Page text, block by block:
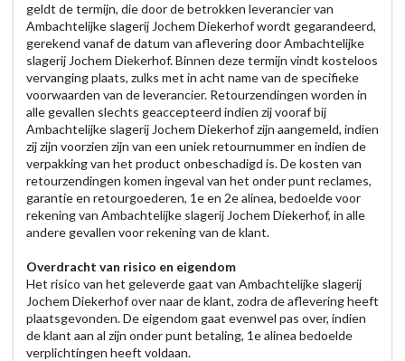
geldt de termijn, die door de betrokken leverancier van
Ambachtelijke slagerij Jochem Diekerhof wordt gegarandeerd,
gerekend vanaf de datum van aflevering door Ambachtelijke
slagerij Jochem Diekerhof. Binnen deze termijn vindt kosteloos
vervanging plaats, zulks met in acht name van de specifieke
voorwaarden van de leverancier. Retourzendingen worden in
alle gevallen slechts geaccepteerd indien zij vooraf bij
Ambachtelijke slagerij Jochem Diekerhof zijn aangemeld, indien
zij zijn voorzien zijn van een uniek retournummer en indien de
verpakking van het product onbeschadigd is. De kosten van
retourzendingen komen ingeval van het onder punt reclames,
garantie en retourgoederen, 1e en 2e alinea, bedoelde voor
rekening van Ambachtelijke slagerij Jochem Diekerhof, in alle
andere gevallen voor rekening van de klant.
Overdracht van risico en eigendom
Het risico van het geleverde gaat van Ambachtelijke slagerij
Jochem Diekerhof over naar de klant, zodra de aflevering heeft
plaatsgevonden. De eigendom gaat evenwel pas over, indien
de klant aan al zijn onder punt betaling, 1e alinea bedoelde
verplichtingen heeft voldaan.